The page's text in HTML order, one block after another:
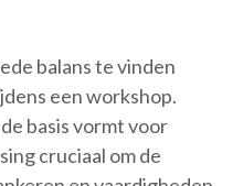
balans te vinden
een workshop.
basis vormt voor
cruciaal om de